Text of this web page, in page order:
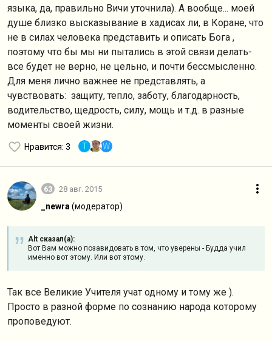
языка, да, правильно Вичи уточнила). А вообще... моей
душе близко высказывание в хадисах ли, в Коране, что
не в силах человека представить и описать Бога ,
поэтому что бы мы ни пытались в этой связи делать-
все будет не верно, не цельно, и почти бессмысленно.
Для меня лично важнее не представлять, а
чувствовать: защиту, тепло, заботу, благодарность,
водительство, щедрость, силу, мощь и т.д. в разные
моменты своей жизни.
Нравится: 3 T W
63 28 авг. 2015
_newra (модератор)
Alt сказал(а):
Вот Вам можно позавидовать в том, что уверены - Будда учил
именно вот этому. Или вот этому.
Так все Великие Учителя учат одному и тому же ).
Просто в разной форме по сознанию народа которому
проповедуют.